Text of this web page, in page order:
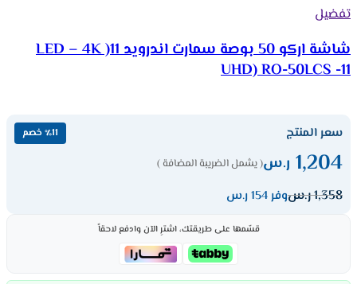
تفضيل
شاشة اركو 50 بوصة سمارت اندرويد 11( LED – 4K
UHD) RO-50LCS -11
سعر المنتج ٪11 خصم
1,204 ر.س( يشمل الضريبة المضافة )
1,358ر.سوفر 154 ر.س
قسّمها على طريقتك، اشترِ الآن وادفع لاحقاً